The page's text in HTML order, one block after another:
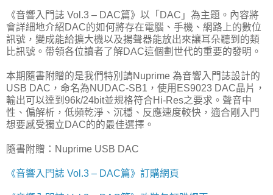
《音響入門誌 Vol.3 – DAC篇》以「DAC」為主題。內容將
會詳細地介紹DAC的如何將存在電腦、手機、網路上的數位
訊號，變成能給擴大機以及揚聲器能放出來讓耳朵聽到的類
比訊號。帶領各位讀者了解DAC這個劃世代的重要的發明。
本期隨書附贈的是我們特別請Nuprime 為音響入門誌設計的
USB DAC，命名為NUDAC-SB1，使用ES9023 DAC晶片，
輸出可以達到96k/24bit並規格符合Hi-Res之要求。聲音中
性、偏解析，低頻乾淨、沉穩、反應速度較快，適合剛入門
想要感受獨立DAC的的最佳選擇。
隨書附贈：Nuprime USB DAC
《音響入門誌 Vol.3 – DAC篇》訂購網頁